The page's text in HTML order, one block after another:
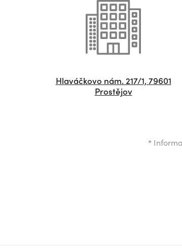
Hlaváčkovo nám. 217/1, 79601
Prostějov
*